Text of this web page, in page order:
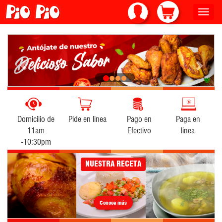
Toggle
Previous
Domicilio de
11am
-10:30pm
Pide en linea
Pago en
Efectivo
Paga en
linea
NUESTRA RECETA
Conoce más